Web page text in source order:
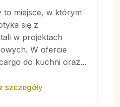
to miejsce, w którym
się z
w projektach
W ofercie
do kuchni oraz...
szczegóły